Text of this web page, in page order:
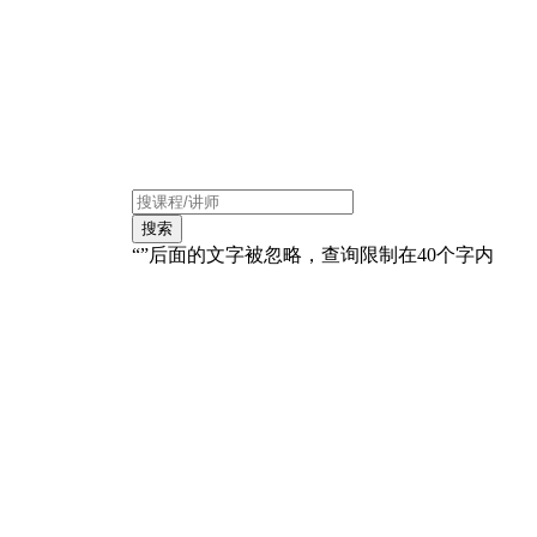
搜索
“”后面的文字被忽略，查询限制在40个字内